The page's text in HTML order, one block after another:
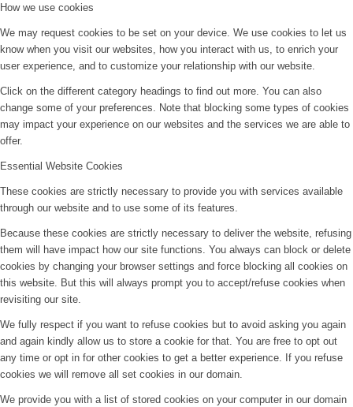
How we use cookies
We may request cookies to be set on your device. We use cookies to let us
know when you visit our websites, how you interact with us, to enrich your
user experience, and to customize your relationship with our website.
Click on the different category headings to find out more. You can also
change some of your preferences. Note that blocking some types of cookies
may impact your experience on our websites and the services we are able to
offer.
Essential Website Cookies
These cookies are strictly necessary to provide you with services available
through our website and to use some of its features.
Because these cookies are strictly necessary to deliver the website, refusing
them will have impact how our site functions. You always can block or delete
cookies by changing your browser settings and force blocking all cookies on
this website. But this will always prompt you to accept/refuse cookies when
revisiting our site.
We fully respect if you want to refuse cookies but to avoid asking you again
and again kindly allow us to store a cookie for that. You are free to opt out
any time or opt in for other cookies to get a better experience. If you refuse
cookies we will remove all set cookies in our domain.
We provide you with a list of stored cookies on your computer in our domain